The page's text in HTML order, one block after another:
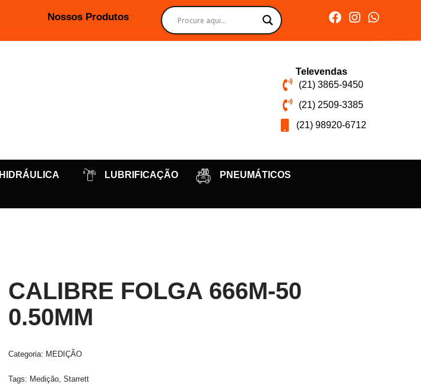
Nossos Produtos
Televendas
(21) 3865-9450
(21) 2509-3385
(21) 98920-6712
HIDRÁULICA LUBRIFICAÇÃO PNEUMÁTICOS
CALIBRE FOLGA 666M-50
0.50MM
Categoria: MEDIÇÃO
Tags: Medição,Starrett